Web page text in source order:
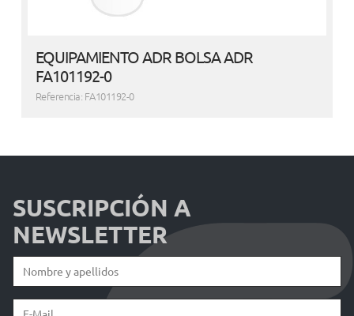
EQUIPAMIENTO ADR BOLSA ADR
FA101192-0
Referencia: FA101192-0
SUSCRIPCIÓN A
NEWSLETTER